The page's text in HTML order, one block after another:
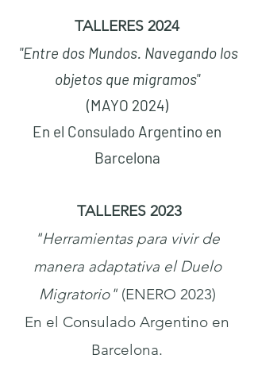
TALLERES 2024
"Entre dos Mundos. Navegando los
objetos que migramos"
(MAYO 2024)
En el Consulado Argentino en
Barcelona
TALLERES 2023
"Herramientas para vivir de
manera adaptativa el Duelo
Migratorio"(ENERO 2023)
En el Consulado Argentino en
Barcelona.